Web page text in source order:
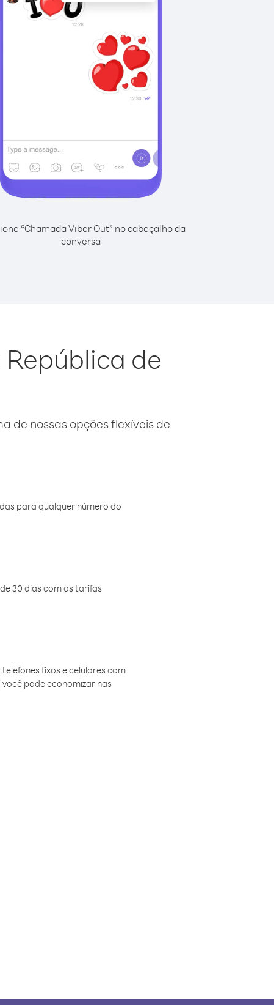
“Chamada Viber Out” no cabeçalho da
conversa
de
de nossas opções flexíveis de
para qualquer número do
30 dias com as tarifas
fixos e celulares com
pode economizar nas